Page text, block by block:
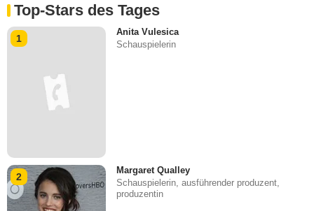
Top-Stars des Tages
1
Anita Vulesica
Schauspielerin
2
Margaret Qualley
Schauspielerin, ausführender produzent,
produzentin